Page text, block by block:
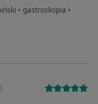
• gastroskopia •